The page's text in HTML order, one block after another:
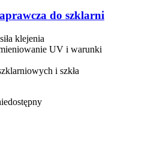
do szklarni
klejenia
UV i warunki
i szkła